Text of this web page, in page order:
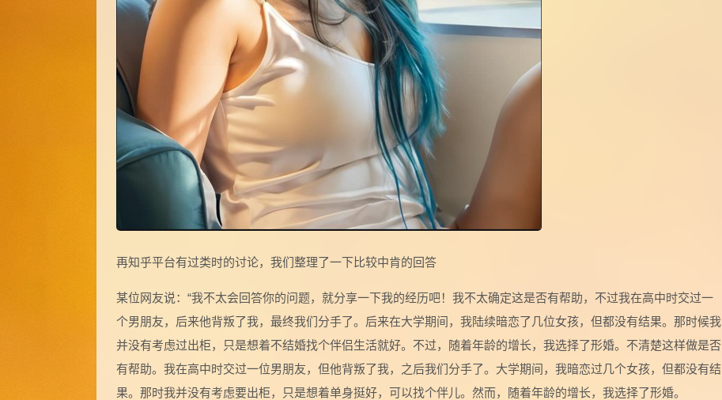
再知乎平台有过类时的讨论，我们整理了一下比较中肯的回答
某位网友说：“我不太会回答你的问题，就分享一下我的经历吧！我不太确定这是否有帮助，不过我在高中时交过一
个男朋友，后来他背叛了我，最终我们分手了。后来在大学期间，我陆续暗恋了几位女孩，但都没有结果。那时候我
并没有考虑过出柜，只是想着不结婚找个伴侣生活就好。不过，随着年龄的增长，我选择了形婚。不清楚这样做是否
有帮助。我在高中时交过一位男朋友，但他背叛了我，之后我们分手了。大学期间，我暗恋过几个女孩，但都没有结
果。那时我并没有考虑要出柜，只是想着单身挺好，可以找个伴儿。然而，随着年龄的增长，我选择了形婚。